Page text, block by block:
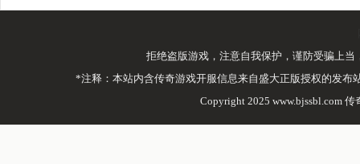
拒绝盗版游戏，注意自我保护，谨防受骗上
*注释：本站内含传奇游戏开服信息来自盛大正版授权的发
Copyright 2025 www.bjssbl.com